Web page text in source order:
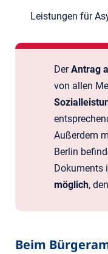
Leistungen für
DerAntrag
von allen
Außerdem
Berlin
Dokuments
möglich, den
Beim